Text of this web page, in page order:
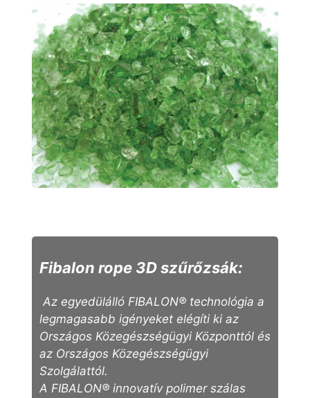
Fibalon rope 3D szűrőzsák:
Az egyedülálló FIBALON® technológia a
legmagasabb igényeket elégíti ki az
Országos Közegészségügyi Központtól és
az Országos Közegészségügyi
Szolgálattól.
A FIBALON® innovatív polimer szálas